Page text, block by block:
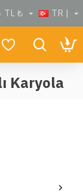
TL ₺ TR |
Karyola